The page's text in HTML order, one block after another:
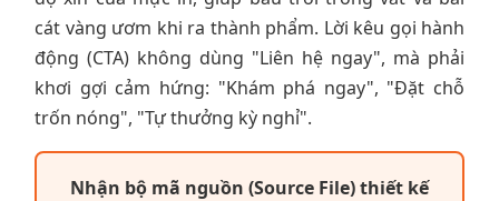
cát vàng ươm khi ra thành phẩm. Lời kêu gọi hành
động (CTA) không dùng "Liên hệ ngay", mà phải
khơi gợi cảm hứng: "Khám phá ngay", "Đặt chỗ
trốn nóng", "Tự thưởng kỳ nghỉ".
Nhận bộ mã nguồn (Source File) thiết kế